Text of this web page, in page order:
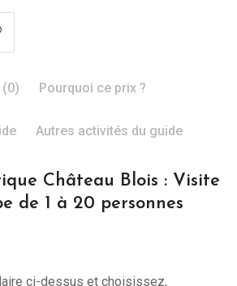
Pourquoi ce prix ?
Autres activités du guide
Château Blois : Visite
de 1 à 20 personnes
ci-dessus et choisissez,